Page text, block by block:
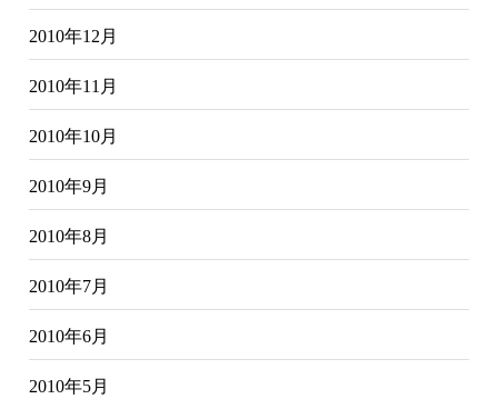
2010年12月
2010年11月
2010年10月
2010年9月
2010年8月
2010年7月
2010年6月
2010年5月